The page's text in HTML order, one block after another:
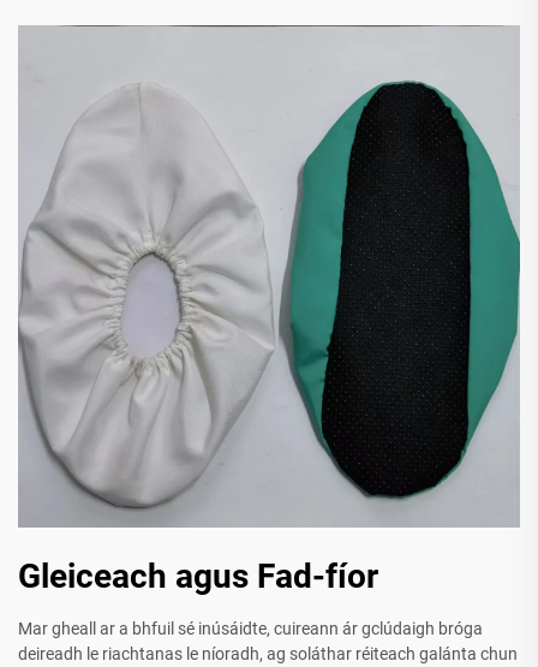
Gleiceach agus Fad-fíor
Mar gheall ar a bhfuil sé inúsáidte, cuireann ár gclúdaigh bróga
deireadh le riachtanas le níoradh, ag soláthar réiteach galánta chun